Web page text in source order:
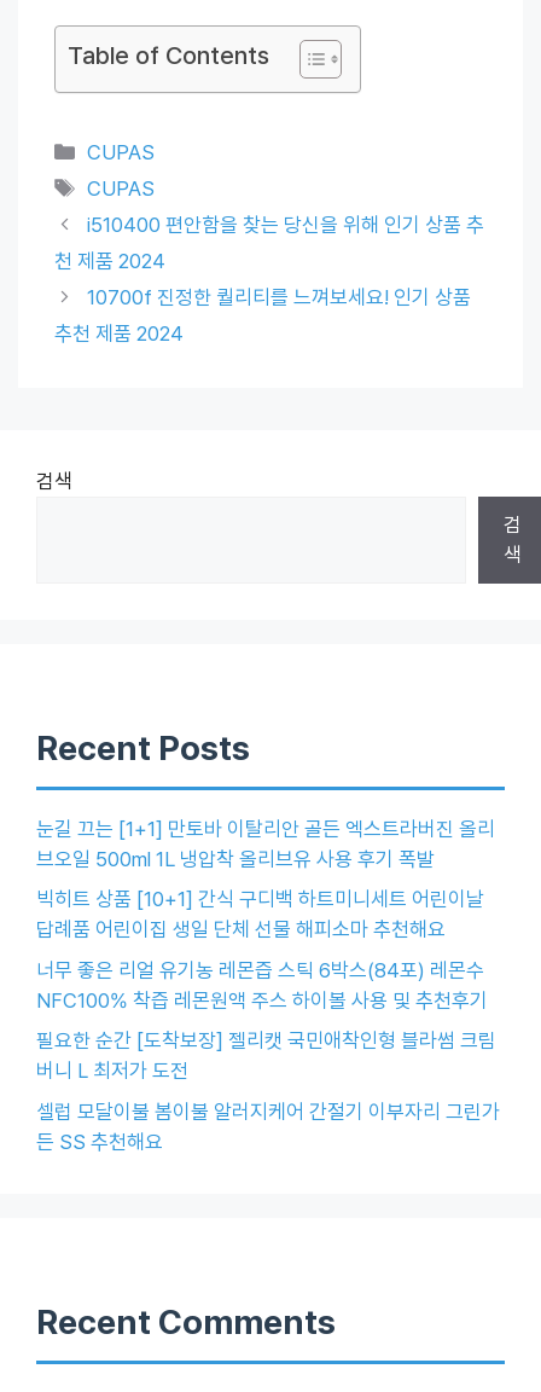
Table of Contents
Categories
CUPAS
Tags
CUPAS
i510400 편안함을 찾는 당신을 위해 인기 상품 추
천 제품 2024
10700f 진정한 퀄리티를 느껴보세요! 인기 상품
추천 제품 2024
검색
검
색
Recent Posts
눈길 끄는 [1+1] 만토바 이탈리안 골든 엑스트라버진 올리
브오일 500ml 1L 냉압착 올리브유 사용 후기 폭발
빅히트 상품 [10+1] 간식 구디백 하트미니세트 어린이날
답례품 어린이집 생일 단체 선물 해피소마 추천해요
너무 좋은 리얼 유기농 레몬즙 스틱 6박스(84포) 레몬수
NFC100% 착즙 레몬원액 주스 하이볼 사용 및 추천후기
필요한 순간 [도착보장] 젤리캣 국민애착인형 블라썸 크림
버니 L 최저가 도전
셀럽 모달이불 봄이불 알러지케어 간절기 이부자리 그린가
든 SS 추천해요
Recent Comments